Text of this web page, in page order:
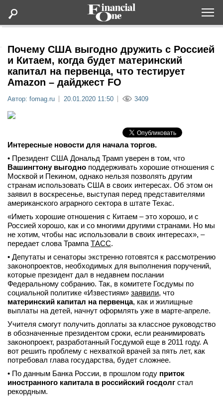
Статьи
Дайджесты
Мероприятия
Новости
Интервью
вконтакте
телеграм
Стать автором
Вход
Почему США выгодно дружить с Россией
и Китаем, когда будет материнский
капитал на первенца, что тестирует
Amazon – дайджест FO
Автор: fomag.ru 20.01.2020 11:50 3409
Интересные новости для начала торгов.
• Президент США Дональд Трамп уверен в том, что
Вашингтону выгодно поддерживать хорошие отношения с
Москвой и Пекином, однако нельзя позволять другим
странам использовать США в своих интересах. Об этом он
заявил в воскресенье, выступая перед представителями
американского аграрного сектора в штате Техас.
«Иметь хорошие отношения с Китаем – это хорошо, и с
Россией хорошо, как и со многими другими странами. Но мы
не хотим, чтобы нас использовали в своих интересах», –
передает слова Трампа ТАСС.
• Депутаты и сенаторы экстренно готовятся к рассмотрению
законопроектов, необходимых для выполнения поручений,
которые президент дал в недавнем послании
Федеральному собранию. Так, в комитете Госдумы по
социальной политике «Известиям» заявили, что
материнский капитал на первенца, как и жилищные
выплаты на детей, начнут оформлять уже в марте-апреле.
Учителя смогут получить доплаты за классное руководство
в обозначенные президентом сроки, если реанимировать
законопроект, разработанный Госдумой еще в 2011 году. А
вот решить проблему с нехваткой врачей за пять лет, как
потребовал глава государства, будет сложнее.
• По данным Банка России, в прошлом году приток
иностранного капитала в российский госдолг стал
рекордным.